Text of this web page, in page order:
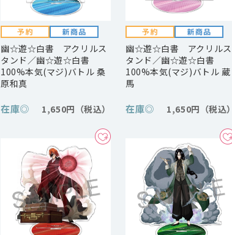
幽☆遊☆白書 アクリルス
タンド／幽☆遊☆白書
100%本気(マジ)バトル 桑
原和真
在庫◎ 1,650円
幽☆遊☆白書 アクリルス
タンド／幽☆遊☆白書
100%本気(マジ)バトル 蔵
馬
在庫◎ 1,650円